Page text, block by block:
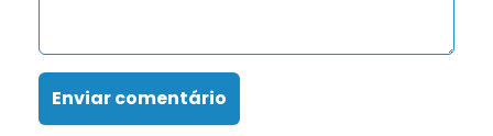
Enviar comentário